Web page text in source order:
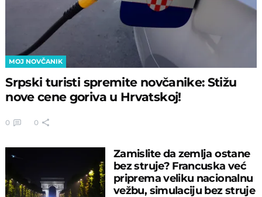
MOJ NOVČANIK
Srpski turisti spremite novčanike: Stižu
nove cene goriva u Hrvatskoj!
0 0
Zamislite da zemlja ostane
bez struje? Francuska već
priprema veliku nacionalnu
vežbu, simulaciju bez struje